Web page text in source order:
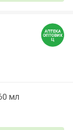
мл